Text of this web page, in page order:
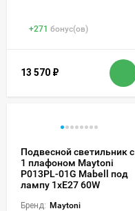
+271 бонус(ов)
13 570 ₽
Подвесной светильник с
1 плафоном Maytoni
P013PL-01G Mabell под
лампу 1xE27 60W
Бренд: Maytoni